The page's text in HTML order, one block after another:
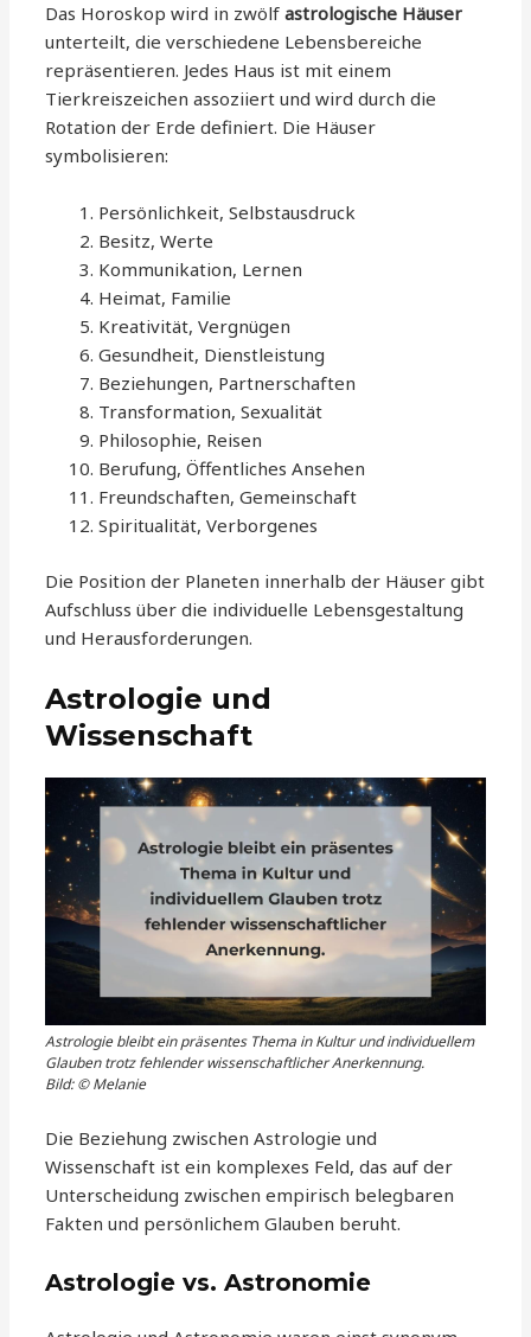
Das Horoskop wird in zwölfastrologische Häuser
unterteilt, die verschiedene Lebensbereiche
repräsentieren. Jedes Haus ist mit einem
Tierkreiszeichen assoziiert und wird durch die
Rotation der Erde definiert. Die Häuser
symbolisieren:
Persönlichkeit, Selbstausdruck
Besitz, Werte
Kommunikation, Lernen
Heimat, Familie
Kreativität, Vergnügen
Gesundheit, Dienstleistung
Beziehungen, Partnerschaften
Transformation, Sexualität
Philosophie, Reisen
Berufung, Öffentliches Ansehen
Freundschaften, Gemeinschaft
Spiritualität, Verborgenes
Die Position der Planeten innerhalb der Häuser gibt
Aufschluss über die individuelle Lebensgestaltung
und Herausforderungen.
Astrologie und
Wissenschaft
Astrologie bleibt ein präsentes Thema in Kultur und individuellem
Glauben trotz fehlender wissenschaftlicher Anerkennung.
Bild: © Melanie
Die Beziehung zwischen Astrologie und
Wissenschaft ist ein komplexes Feld, das auf der
Unterscheidung zwischen empirisch belegbaren
Fakten und persönlichem Glauben beruht.
Astrologie vs. Astronomie